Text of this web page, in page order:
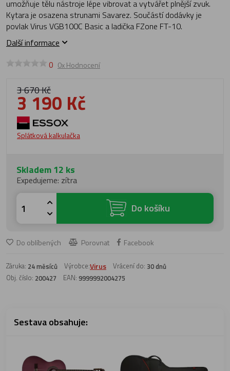
umožňuje tělu nástroje lépe vibrovat a vytvářet plnější zvuk.
Kytara je osazena strunami Savarez. Součástí dodávky je
povlak Virus VGB100C Basic a ladička FZone FT-10.
Další informace
0 0x Hodnocení
3 670 Kč
3 190 Kč
Splátková kalkulačka
Skladem 12 ks
Expedujeme: zítra
Do košíku
Do oblíbených Porovnat Facebook
Záruka: 24 měsíců Výrobce:Virus Vrácení do: 30 dnů
Obj. číslo: 200427 EAN: 9999992004275
Sestava obsahuje: